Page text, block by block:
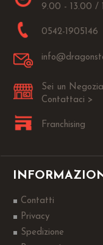
9.00 - 13.00 /
0542-1905146
Sei un
Contattaci >
Franchising
Contatti
Privacy
Spedizione